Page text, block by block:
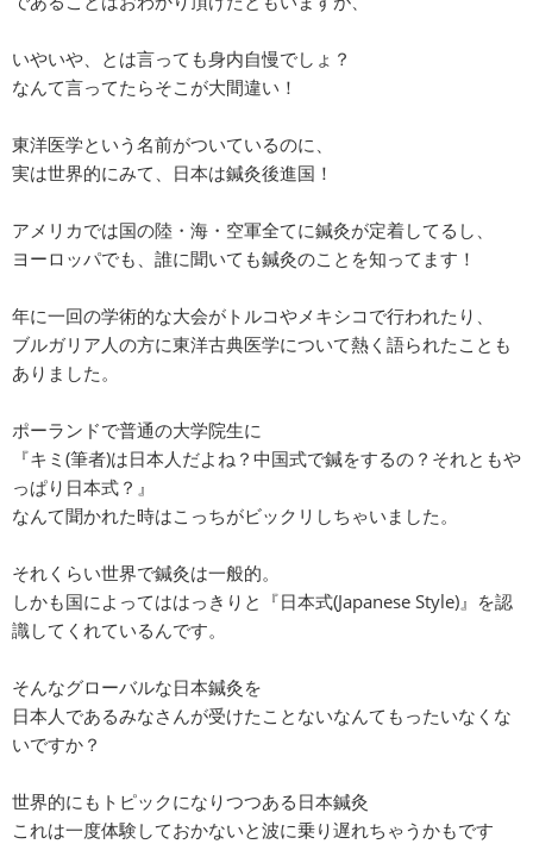
いやいや、とは言っても身内自慢でしょ？
なんて言ってたらそこが大間違い！
東洋医学という名前がついているのに、
実は世界的にみて、日本は鍼灸後進国！
アメリカでは国の陸・海・空軍全てに鍼灸が定着してるし、
ヨーロッパでも、誰に聞いても鍼灸のことを知ってます！
年に一回の学術的な大会がトルコやメキシコで行われたり、
ブルガリア人の方に東洋古典医学について熱く語られたことも
ありました。
ポーランドで普通の大学院生に
『キミ(筆者)は日本人だよね？中国式で鍼をするの？それともや
っぱり日本式？』
なんて聞かれた時はこっちがビックリしちゃいました。
それくらい世界で鍼灸は一般的。
しかも国によってははっきりと『日本式(Japanese Style)』を認
識してくれているんです。
そんなグローバルな日本鍼灸を
日本人であるみなさんが受けたことないなんてもったいなくな
いですか？
世界的にもトピックになりつつある日本鍼灸
これは一度体験しておかないと波に乗り遅れちゃうかもです